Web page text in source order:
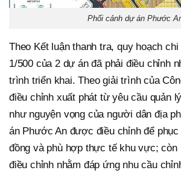
Phối cảnh dự án Phước
Theo Kết luận thanh tra, quy hoạch
1/500 của 2 dự án đã phải điều chỉnh
trình triển khai. Theo giải trình của
điều chỉnh xuất phát từ yêu cầu quản
như nguyện vọng của người dân địa
án Phước An được điều chỉnh để
đồng và phù hợp thực tế khu vực; còn
điều chỉnh nhằm đáp ứng nhu cầu